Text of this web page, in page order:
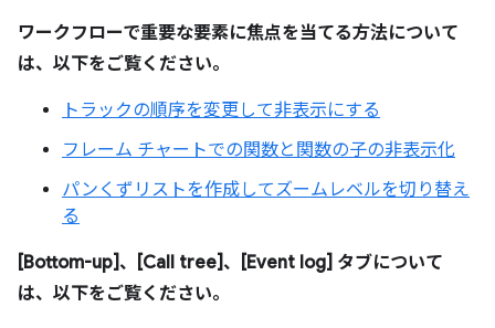
ワークフローで重要な要素に焦点を当てる方法について
は、以下をご覧ください。
トラックの順序を変更して非表示にする
フレーム チャートでの関数と関数の子の非表示化
パンくずリストを作成してズームレベルを切り替え
る
[Bottom-up]、[Call tree]、[Event log] タブについて
は、以下をご覧ください。